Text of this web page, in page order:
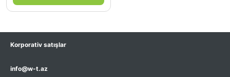
Korporativ satışlar
info@w-t.az